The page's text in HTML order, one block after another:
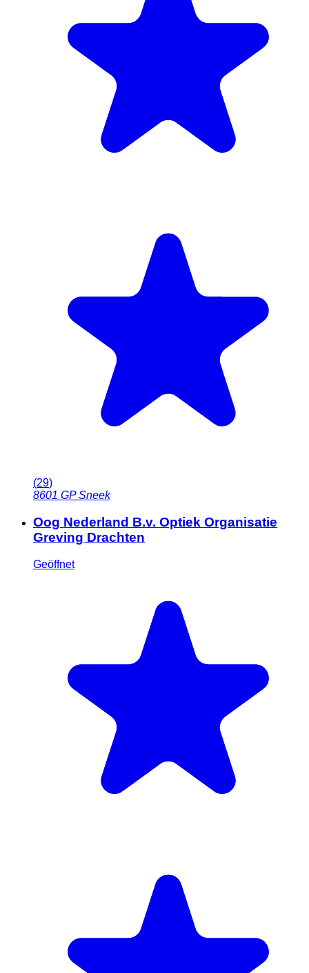
(29)
8601 GP Sneek
Oog Nederland B.v. Optiek Organisatie
Greving Drachten
Geöffnet